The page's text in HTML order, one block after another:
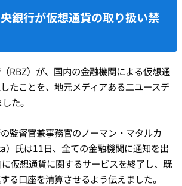
銀行が仮想通貨の取り扱い禁
RBZ）が、国内の金融機関による仮想通
たことを、地元メディアある二ユースデ
た。
監督官兼事務官のノーマン・マタルカ
）氏は11日、全ての金融機関に通知を出
仮想通貨に関するサービスを終了し、既
る口座を清算させるよう伝えました。